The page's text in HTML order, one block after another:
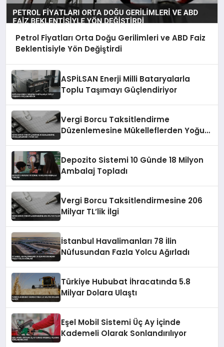
Petrol Fiyatları Orta Doğu Gerilimleri ve ABD Faiz
Beklentisiyle Yön Değiştirdi
ASPİLSAN Enerji Milli Bataryalarla
Toplu Taşımayı Güçlendiriyor
Vergi Borcu Taksitlendirme
Düzenlemesine Mükelleflerden Yoğun
Depozito Sistemi 10 Günde 18 Milyon
Ambalaj Topladı
Vergi Borcu Taksitlendirmesine 206
Milyar TL’lik İlgi
İstanbul Havalimanları 78 İlin
Nüfusundan Fazla Yolcu Ağırladı
Türkiye Hububat İhracatında 5.8
Milyar Dolara Ulaştı
Eşel Mobil Sistemi Üç Ay İçinde
Kademeli Olarak Sonlandırılıyor